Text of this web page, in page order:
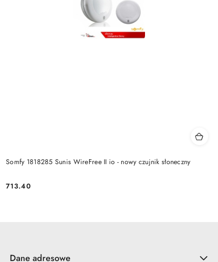
Somfy 1818285 Sunis WireFree II io - nowy czujnik słoneczny
Cena:
713.40
Dane adresowe